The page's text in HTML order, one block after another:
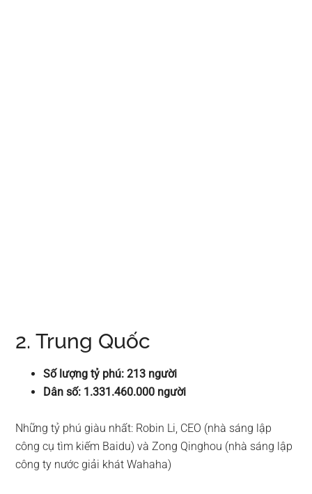
2. Trung Quốc
Số lượng tỷ phú: 213 người
Dân số: 1.331.460.000 người
Những tỷ phú giàu nhất: Robin Li, CEO (nhà sáng lập
công cụ tìm kiếm Baidu) và Zong Qinghou (nhà sáng lập
công ty nước giải khát Wahaha)